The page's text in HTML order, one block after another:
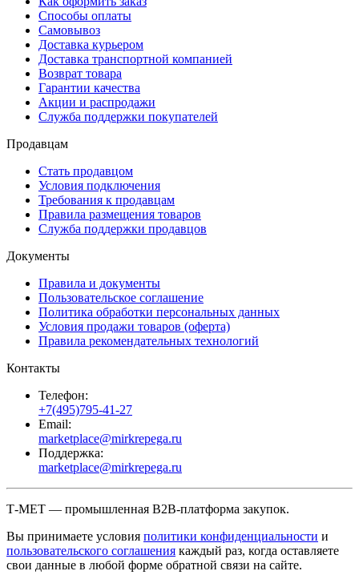
Способы оплаты
Самовывоз
Доставка курьером
Доставка транспортной компанией
Возврат товара
Гарантии качества
Акции и распродажи
Служба поддержки покупателей
Продавцам
Стать продавцом
Условия подключения
Требования к продавцам
Правила размещения товаров
Служба поддержки продавцов
Документы
Правила и документы
Пользовательское соглашение
Политика обработки персональных данных
Условия продажи товаров (оферта)
Правила рекомендательных технологий
Контакты
Телефон:
+7(495)795-41-27
Email:
marketplace@mirkrepega.ru
Поддержка:
marketplace@mirkrepega.ru
Т-МЕТ — промышленная B2B-платформа закупок.
Вы принимаете условия политики конфиденциальности и
пользовательского соглашения каждый раз, когда оставляете
свои данные в любой форме обратной связи на сайте.